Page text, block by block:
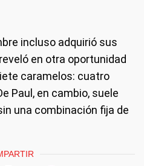
incluso adquirió sus
en otra oportunidad
caramelos: cuatro
Paul, en cambio, suele
una combinación fija de